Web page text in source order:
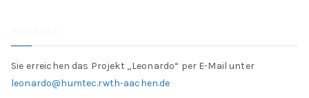
Sie erreichen das Projekt „Leonardo“ per E-Mail unter
leonardo@humtec.rwth-aachen.de